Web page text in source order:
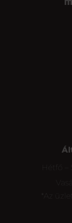
Hétfő
*Az